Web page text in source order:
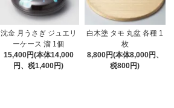
沈金 月うさぎ ジュエリ
ーケース 溜 1個
15,400円(本体14,000
円、税1,400円)
白木塗 タモ 丸盆 各種 1
枚
8,800円(本体8,000円、
税800円)